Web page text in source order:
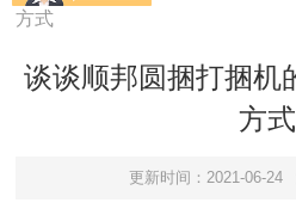
方式
谈谈顺邦圆捆打捆机
方式
更新时间：2021-06-24